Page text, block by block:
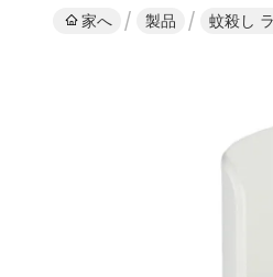
家へ 製品 蚊殺し